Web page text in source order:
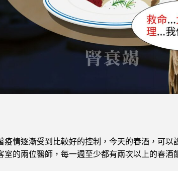
疫情逐漸受到比較好的控制，今天的春酒，可
室的兩位醫師，每一週至少都有兩次以上的春